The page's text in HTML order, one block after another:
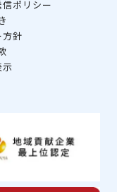
ポリシー
方針
示